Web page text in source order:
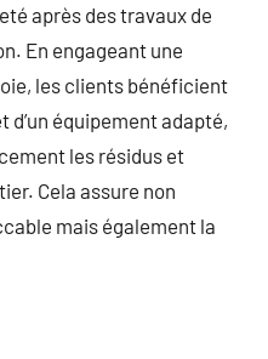
après des travaux de
En engageant une
les clients bénéficient
d’un équipement adapté,
les résidus et
Cela assure non
mais également la